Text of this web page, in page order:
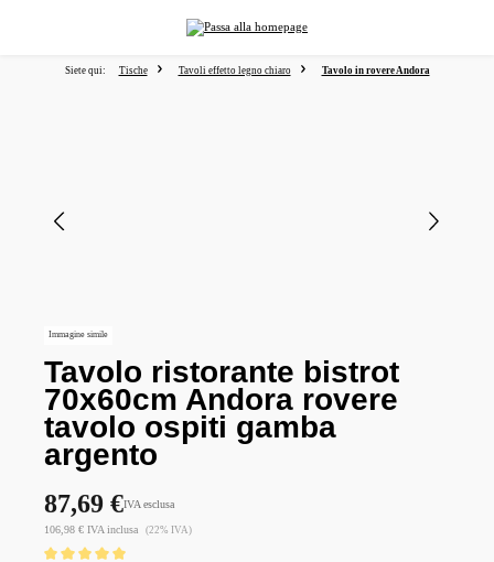
Siete qui: Tische Tavoli effetto legno chiaro Tavolo in rovere Andora
Immagine simile
Tavolo ristorante bistrot
70x60cm Andora rovere
tavolo ospiti gamba
argento
87,69 €IVA esclusa
106,98 € IVA inclusa (22% IVA)